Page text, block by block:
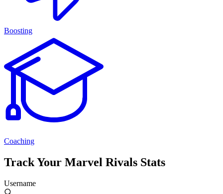
Boosting
Coaching
Track Your Marvel Rivals Stats
Username